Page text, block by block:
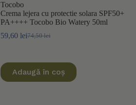
Tocobo
Crema lejera cu protectie solara SPF50+
PA++++ Tocobo Bio Watery 50ml
74,50lei
Prețul
74,50 lei.
59,60 leiPrețul
Adaugă în coș